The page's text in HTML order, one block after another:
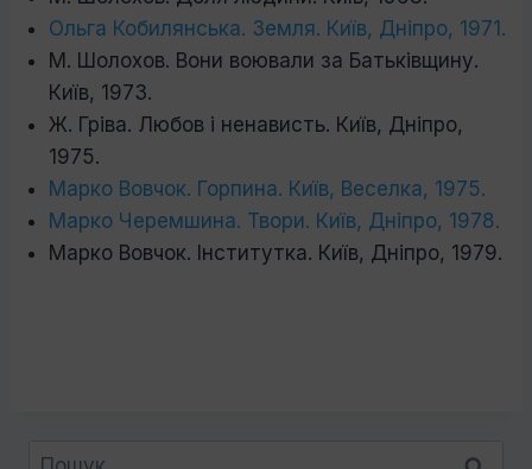
Ольга Кобилянська. Земля. Київ, Дніпро, 1971.
М. Шолохов. Вони воювали за Батьківщину.
Київ, 1973.
Ж. Гріва. Любов і ненависть. Київ, Дніпро,
1975.
Марко Вовчок. Горпина. Київ, Веселка, 1975.
Марко Черемшина. Твори. Київ, Дніпро, 1978.
Марко Вовчок. Інститутка. Київ, Дніпро, 1979.
Пошук: